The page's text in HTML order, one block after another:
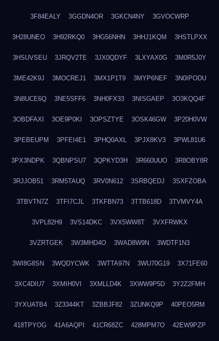
3F84EALY 3GGDN4OR 3GKCN4NY 3GVOCWRP
3H28UNEO 3H92RKQ0 3HG56NHN 3HHJ1KQM 3HSTLPXX
3HSUVSEU 3JRQV2TE 3JX0QDYF 3LXYAX0G 3M0R5J0Y
3ME42K9J 3MOCREJ1 3MX1P1T9 3MYP6NEF 3N0IPODU
3N8UCE6Q 3NE5SFF6 3NH0FX33 3NISGAEP 3O3KQQ4F
3OBDFAXI 3OE9P0KI 3OPSZTYE 3OSK46GW 3P20H0VW
3PEBEUPM 3PFEI4E1 3PHQ0AXL 3PJX8KV3 3PWL81U6
3PX3NDPK 3QBNPSU7 3QPKYD3H 3R660UUO 3R8OBY8R
3RJJOB51 3RM5TAUQ 3RV0N612 3SRBQEDJ 3SXFZOBA
3TBVTN7Z 3TFI7CJL 3TKFBN73 3TTB618D 3TVMVY4A
3VPL82H9 3VS14DKC 3VX5WW8T 3VXFRWKX
3VZRTGEK 3W3MHD4O 3WAD8W9N 3WDTF1N3
3WI8G8SN 3WQDYCWK 3WTTA97N 3WU70G19 3X71FE60
3XC4DIU7 3XMIH0VI 3XMLLD4K 3XWW9P5D 3Y2Z2FMH
3YXUATB4 3Z3344KT 3ZBBJF82 3ZUNKQ9P 40PEO5RM
418TPYOG 41A6AQPI 41CR68ZC 428MPM7O 42EW9PZP